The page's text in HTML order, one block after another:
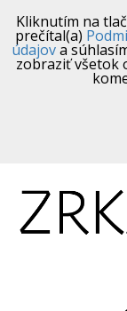
Kliknutím na
prečítal(a)
údajova
zobraziť všetok